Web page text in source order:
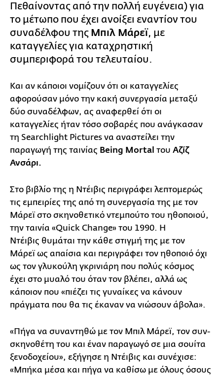
Πεθαίνοντας από την πολλή ευγένεια) για
το μέτωπο που έχει ανοίξει εναντίον του
συναδέλφου της Μπιλ Μάρεϊ, με
καταγγελίες για καταχρηστική
συμπεριφορά του τελευταίου.
Και αν κάποιοι νομίζουν ότι οι καταγγελίες
αφορούσαν μόνο την κακή συνεργασία μεταξύ
δύο συναδέλφων, ας αναφερθεί ότι οι
καταγγελίες ήταν τόσο σοβαρές που ανάγκασαν
τη Searchlight Pictures να αναστείλει την
παραγωγή της ταινίας Being Mortal του Αζίζ
Ανσάρι.
Στο βιβλίο της η Ντέιβις περιγράφει λεπτομερώς
τις εμπειρίες της από τη συνεργασία της με τον
Μάρεϊ στο σκηνοθετικό ντεμπούτο του ηθοποιού,
την ταινία «Quick Change» του 1990. Η
Ντέιβις θυμάται την κάθε στιγμή της με τον
Μάρεϊ ως απαίσια και περιγράφει τον ηθοποιό όχι
ως τον γλυκούλη γκρινιάρη που πολύς κόσμος
έχει στο μυαλό του όταν τον βλέπει, αλλά ως
κάποιον που «πιέζει τις γυναίκες να κάνουν
πράγματα που θα τις έκαναν να νιώσουν άβολα».
«Πήγα να συναντηθώ με τον Μπιλ Μάρεϊ, τον συν-
σκηνοθέτη του και έναν παραγωγό σε μια σουίτα
ξενοδοχείου», εξήγησε η Ντέιβις και συνέχισε:
«Μπήκα μέσα και πήγα να καθίσω με όλους όσους